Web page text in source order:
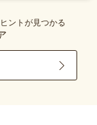
ントが見つかる